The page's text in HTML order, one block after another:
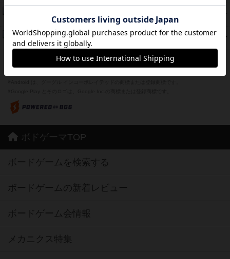
PT
紹介文なし 1件の投稿
37 PT
フリップ７：復讐心とともに
紹介文なし 2件の投稿
※Apple、Apple のロゴ は、米国および他の国々で登録されたApple Inc.の商標です。
ボドゲーマTOP
ボードゲームを検索する
ボードゲームの新着レビュー
ボードゲーム会情報
メカニクス特集